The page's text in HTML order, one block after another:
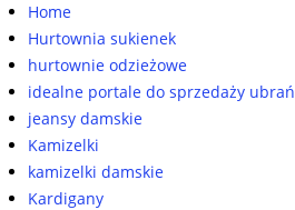
Home
Hurtownia sukienek
hurtownie odzieżowe
idealne portale do sprzedaży ubrań
jeansy damskie
Kamizelki
kamizelki damskie
Kardigany